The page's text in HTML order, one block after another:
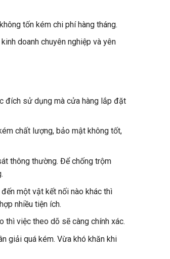
tốn kém chi phí hàng tháng.
doanh chuyên nghiệp và yên
đích sử dụng mà cửa hàng lắp đặt
chất lượng, bảo mật không tốt,
thông thường. Để chống trộm
một vật kết nối nào khác thì
nhiều tiện ích.
thì việc theo dõ sẽ càng chính xác.
giải quá kém. Vừa khó khăn khi